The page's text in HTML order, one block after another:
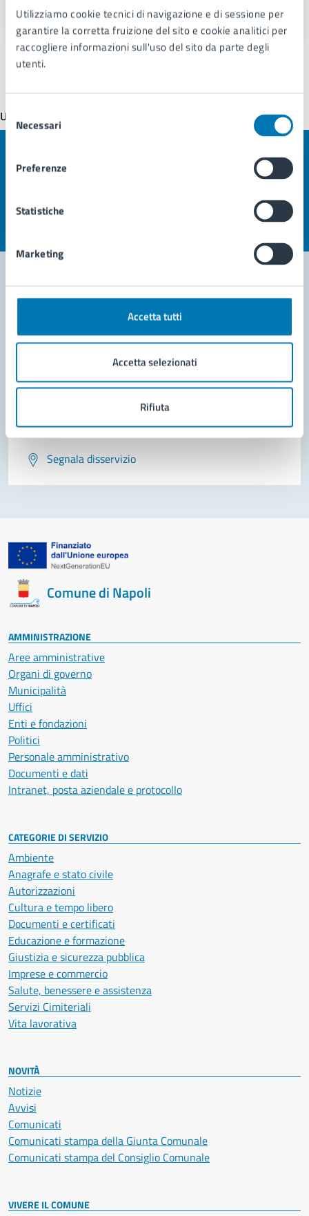
Utilizziamo cookie tecnici di navigazione e di sessione per
garantire la corretta fruizione del sito e cookie analitici per
raccogliere informazioni sull'uso del sito da parte degli
utenti.
Selezione
delNecessari
Preferenze
Statistiche
Marketing
Accetta tutti
Accetta selezionati
Rifiuta
Ultimo aggiornamento:
Quanto sono chiare le informazioni su questa
Valuta la chiarezza delle informazioni (da 1 a 5 stelle)
Seleziona il numero di stelle per valutare la chiarezza delle
Contatta il comune
Leggi le domande frequenti
Richiedi assistenza
Problemi in città
Segnala disservizio
Comune di Napoli
AMMINISTRAZIONE
Aree amministrative
Organi di governo
Municipalità
Uffici
Enti e fondazioni
Politici
Personale amministrativo
Documenti e dati
Intranet, posta aziendale e protocollo
CATEGORIE DI SERVIZIO
Ambiente
Anagrafe e stato civile
Autorizzazioni
Cultura e tempo libero
Documenti e certificati
Educazione e formazione
Giustizia e sicurezza pubblica
Imprese e commercio
Salute, benessere e assistenza
Servizi Cimiteriali
Vita lavorativa
NOVITÀ
Notizie
Avvisi
Comunicati
Comunicati stampa della Giunta Comunale
Comunicati stampa del Consiglio Comunale
VIVERE IL COMUNE